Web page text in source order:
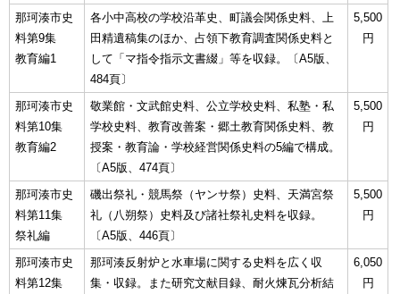
那珂湊市史
料第9集
教育編1
各小中高校の学校沿革史、町議会関係史料、上
田精遺稿集のほか、占領下教育調査関係史料と
して「マ指令指示文書綴」等を収録。〔A5版、
484頁〕
5,500
円
那珂湊市史
料第10集
教育編2
敬業館・文武館史料、公立学校史料、私塾・私
学校史料、教育改善案・郷土教育関係史料、教
授案・教育論・学校経営関係史料の5編で構成。
〔A5版、474頁〕
5,500
円
那珂湊市史
料第11集
祭礼編
磯出祭礼・競馬祭（ヤンサ祭）史料、天満宮祭
礼（八朔祭）史料及び諸社祭礼史料を収録。
〔A5版、446頁〕
5,500
円
那珂湊市史
料第12集
那珂湊反射炉と水車場に関する史料を広く収
集・収録。また研究文献目録、耐火煉瓦分析結
6,050
円